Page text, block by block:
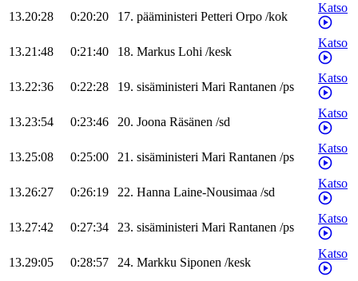
13.20:28 0:20:20 17. pääministeri Petteri Orpo /kok
Katso
13.21:48 0:21:40 18. Markus Lohi /kesk
Katso
13.22:36 0:22:28 19. sisäministeri Mari Rantanen /ps
Katso
13.23:54 0:23:46 20. Joona Räsänen /sd
Katso
13.25:08 0:25:00 21. sisäministeri Mari Rantanen /ps
Katso
13.26:27 0:26:19 22. Hanna Laine-Nousimaa /sd
Katso
13.27:42 0:27:34 23. sisäministeri Mari Rantanen /ps
Katso
13.29:05 0:28:57 24. Markku Siponen /kesk
Katso